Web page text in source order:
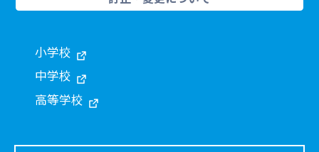
小学校
中学校
高等学校